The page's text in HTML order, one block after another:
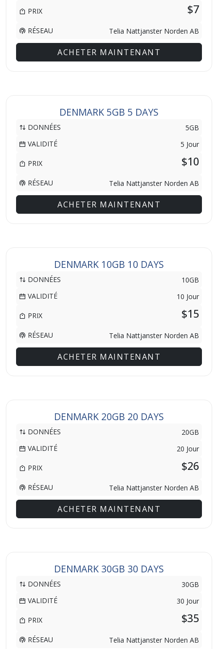
PRIX $7
RÉSEAU Telia Nattjanster Norden AB
ACHETER MAINTENANT
DENMARK 5GB 5 DAYS
DONNÉES
5GB
VALIDITÉ
5 Jour
PRIX $10
RÉSEAU Telia Nattjanster Norden AB
ACHETER MAINTENANT
DENMARK 10GB 10 DAYS
DONNÉES
10GB
VALIDITÉ
10 Jour
PRIX $15
RÉSEAU Telia Nattjanster Norden AB
ACHETER MAINTENANT
DENMARK 20GB 20 DAYS
DONNÉES
20GB
VALIDITÉ
20 Jour
PRIX $26
RÉSEAU Telia Nattjanster Norden AB
ACHETER MAINTENANT
DENMARK 30GB 30 DAYS
DONNÉES
30GB
VALIDITÉ
30 Jour
PRIX $35
RÉSEAU Telia Nattjanster Norden AB